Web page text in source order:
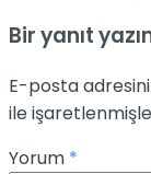
Bir yanıt
E-posta
ile
Yorum *